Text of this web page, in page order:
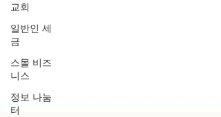
교회
일반인 세
금
스몰 비즈
니스
정보 나눔
터